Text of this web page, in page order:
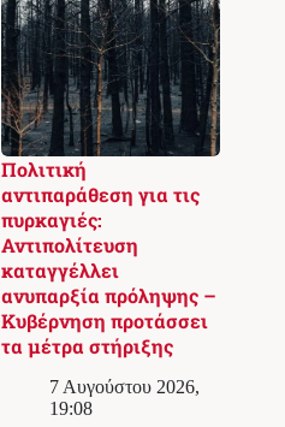
Πολιτική
αντιπαράθεση για τις
πυρκαγιές:
Αντιπολίτευση
καταγγέλλει
ανυπαρξία πρόληψης –
Κυβέρνηση προτάσσει
τα μέτρα στήριξης
7 Αυγούστου 2026,
19:08